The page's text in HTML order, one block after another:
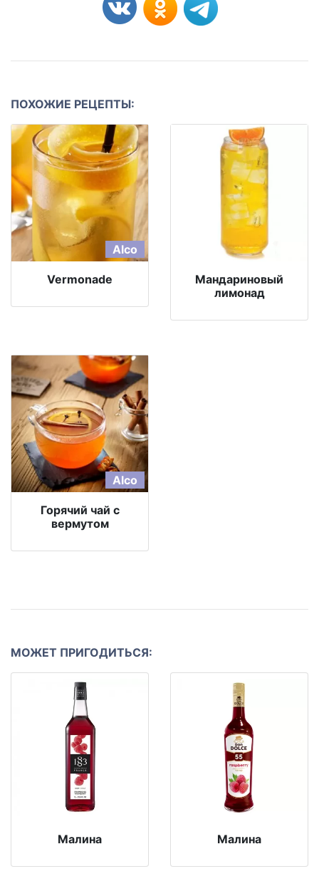
ПОХОЖИЕ РЕЦЕПТЫ:
Alco
Vermonade
Мандариновый
лимонад
Alco
Горячий чай с
вермутом
МОЖЕТ ПРИГОДИТЬСЯ:
Малина Малина